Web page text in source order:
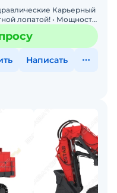
Карьерный
лопатой! • Мощность:
Ков
Написать